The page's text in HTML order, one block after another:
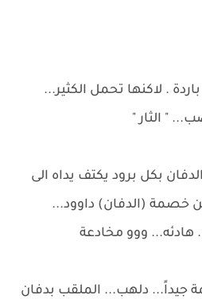
. لاكنها تحمل الكثير...
" الثار "
بكل برود يكتف يداه الى
خصمة (الدفان) داوود...
ووو مخادعة
جيداً... دلهب... الملقب بدفان